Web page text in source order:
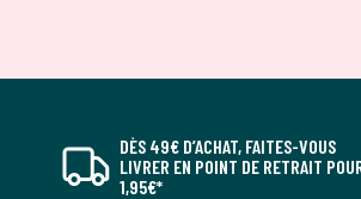
DÈS 49€ D’ACHAT, FAITES-VOUS
LIVRER EN POINT DE RETRAIT
1,95€*